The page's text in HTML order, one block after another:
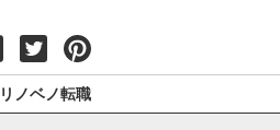
リノベノ転職